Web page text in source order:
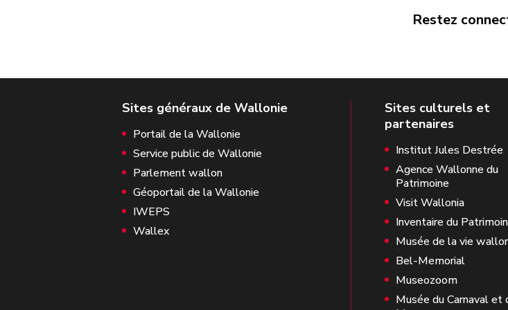
Restez
Portail de la Wallonie
Service public de Wallonie
Parlement wallon
Géoportail de la Wallonie
IWEPS
Wallex
Institut Jules Destrée
Agence Wallonne du
Patrimoine
Visit Wallonia
Inventaire du
Musée de la vie
Bel-Memorial
Museozoom
Musée du Carnaval et